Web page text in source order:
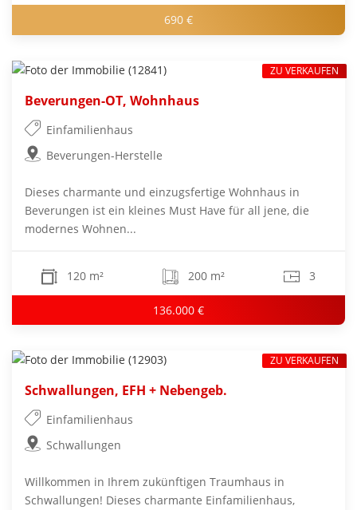
690 €
Beverungen-OT, Wohnhaus
Einfamilienhaus
Beverungen-Herstelle
Dieses charmante und einzugsfertige Wohnhaus in
Beverungen ist ein kleines Must Have für all jene, die
modernes Wohnen...
120 m² 200 m² 3
136.000 €
ZU VERKAUFEN
Schwallungen, EFH + Nebengeb.
Einfamilienhaus
Schwallungen
Willkommen in Ihrem zukünftigen Traumhaus in
Schwallungen! Dieses charmante Einfamilienhaus,
ZU VERKAUFEN